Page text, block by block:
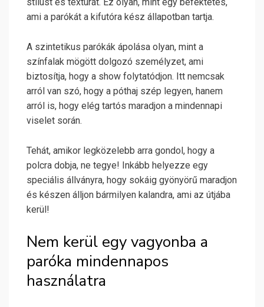
ami a parókát a kifutóra kész állapotban tartja.
A szintetikus parókák ápolása olyan, mint a
színfalak mögött dolgozó személyzet, ami
biztosítja, hogy a show folytatódjon. Itt nemcsak
arról van szó, hogy a póthaj szép legyen, hanem
arról is, hogy elég tartós maradjon a mindennapi
viselet során.
Tehát, amikor legközelebb arra gondol, hogy a
polcra dobja, ne tegye! Inkább helyezze egy
speciális állványra, hogy sokáig gyönyörű maradjon
és készen álljon bármilyen kalandra, ami az útjába
kerül!
Nem kerül egy vagyonba a
paróka mindennapos
használatra